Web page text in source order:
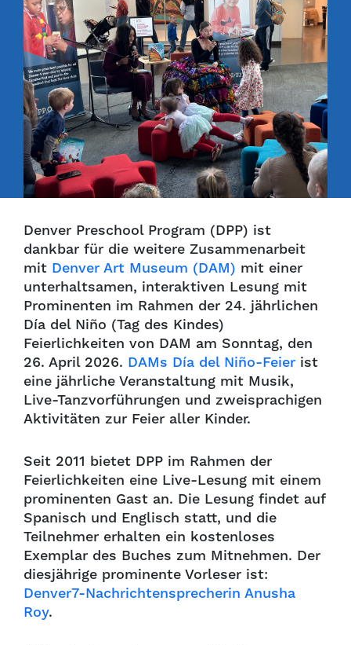
Denver Preschool Program (DPP) ist
dankbar für die weitere Zusammenarbeit
mit Denver Art Museum (DAM) mit einer
unterhaltsamen, interaktiven Lesung mit
Prominenten im Rahmen der 24. jährlichen
Día del Niño (Tag des Kindes)
Feierlichkeiten von DAM am Sonntag, den
26. April 2026. DAMs Día del Niño-Feier ist
eine jährliche Veranstaltung mit Musik,
Live-Tanzvorführungen und zweisprachigen
Aktivitäten zur Feier aller Kinder.
Seit 2011 bietet DPP im Rahmen der
Feierlichkeiten eine Live-Lesung mit einem
prominenten Gast an. Die Lesung findet auf
Spanisch und Englisch statt, und die
Teilnehmer erhalten ein kostenloses
Exemplar des Buches zum Mitnehmen. Der
diesjährige prominente Vorleser ist:
Denver7-Nachrichtensprecherin Anusha
Roy.